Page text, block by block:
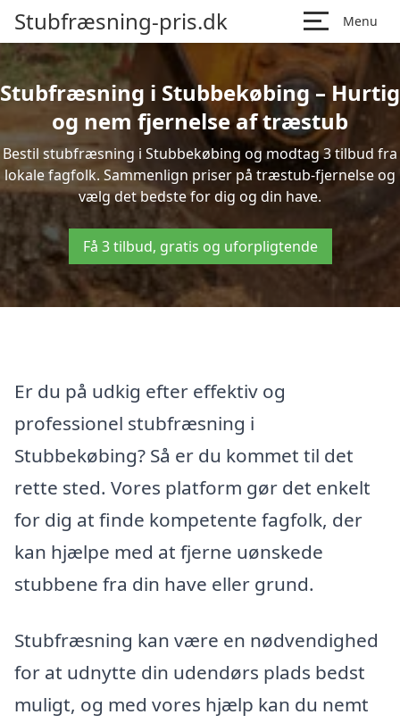
Stubfræsning-pris.dk Menu
Stubfræsning i Stubbekøbing – Hurtig
og nem fjernelse af træstub
Bestil stubfræsning i Stubbekøbing og modtag 3 tilbud fra
lokale fagfolk. Sammenlign priser på træstub-fjernelse og
vælg det bedste for dig og din have.
Få 3 tilbud, gratis og uforpligtende
Er du på udkig efter effektiv og
professionel stubfræsning i
Stubbekøbing? Så er du kommet til det
rette sted. Vores platform gør det enkelt
for dig at finde kompetente fagfolk, der
kan hjælpe med at fjerne uønskede
stubbene fra din have eller grund.
Stubfræsning kan være en nødvendighed
for at udnytte din udendørs plads bedst
muligt, og med vores hjælp kan du nemt